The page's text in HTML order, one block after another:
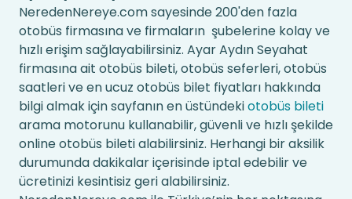
NeredenNereye.com sayesinde 200'den fazla
otobüs firmasına ve firmaların şubelerine kolay ve
hızlı erişim sağlayabilirsiniz. Ayar Aydın Seyahat
firmasına ait otobüs bileti, otobüs seferleri, otobüs
saatleri ve en ucuz otobüs bilet fiyatları hakkında
bilgi almak için sayfanın en üstündekiotobüs bileti
arama motorunu kullanabilir, güvenli ve hızlı şekilde
online otobüs bileti alabilirsiniz. Herhangi bir aksilik
durumunda dakikalar içerisinde iptal edebilir ve
ücretinizi kesintisiz geri alabilirsiniz.